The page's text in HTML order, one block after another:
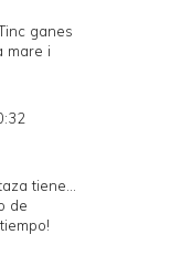
ganes
mare i
tiene...
de